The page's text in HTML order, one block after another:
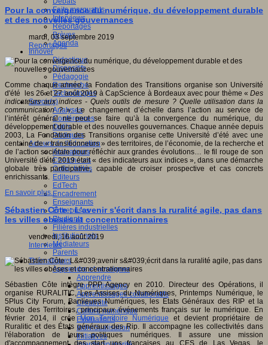
Faits marquants
Interviews
Reportages
Brèves
Agenda
Innover
Didactique
Dispositifs
Pédagogie
Recherche
Technologies
Savoir(s)
Analyses
Conférences
Outils
Pratiques
Acteurs de l'éducation
Animateurs
Chercheurs
Collectivités
Editeurs
EdTech
Encadrement
Enseignants
Entreprises
Etudiants
Filières industrielles
Institutionnels
Médiateurs
Parents
Thématiques
Apprendre et enseigner
Apprendre
Apprentissages
Apprentissages collaboratifs
Créativité
Culture numérique
Evaluations
Individualisation
Initiatives
Pour la convergence du numérique, du développement durable
et des nouvelles gouvernances
mardi, 03 septembre 2019
Reportages
Comme chaque année, la Fondation des Transitions organise son Université
d'été les 26 et 27 août 2019 à CapScience à Bordeaux avec pour thème « Des
indicateurs aux indices - Quels outils de mesure ? Quelle utilisation dans la
communication ?». Le changement d’échelle dans l’action au service de
l’intérêt général ne peut se faire qu’à la convergence du numérique, du
développement durable et des nouvelles gouvernances. Chaque année depuis
2003, La Fondation des Transitions organise cette Université d’été avec une
centaine de « transitionneurs » des territoires, de l’économie, de la recherche et
de l’action sociétale pour réfléchir aux grandes évolutions… le fil rouge de son
Université d’été 2019 était « des indicateurs aux indices », dans une démarche
globale très participative, capable de croiser prospective et cas concrets
enrichissants.
En savoir plus...
Sébastien Côte : L'avenir s'écrit dans la ruralité agile, pas dans
les villes obèses et concentrationnaires
vendredi, 16 août 2019
Interviews
Sébastien Côte intègre PPP Agency en 2010. Directeur des Opérations, il
organise RURALITIC, Les Assises du Numériques, Printemps Numérique, le
5Plus City Forum, Banlieues Numériques, les Etats Généraux des RIP et la
Route des Territoires, principaux événements français sur le numérique. En
février 2014, il créeMon Territoire Numérique et devient propriétaire de
Ruralitic et des États généraux des Rip. Il accompagne les collectivités dans
l'élaboration de leurs politiques numériques. Il assure une mission
d'accompagnement des start ups françaises au CES de Las Vegas, le